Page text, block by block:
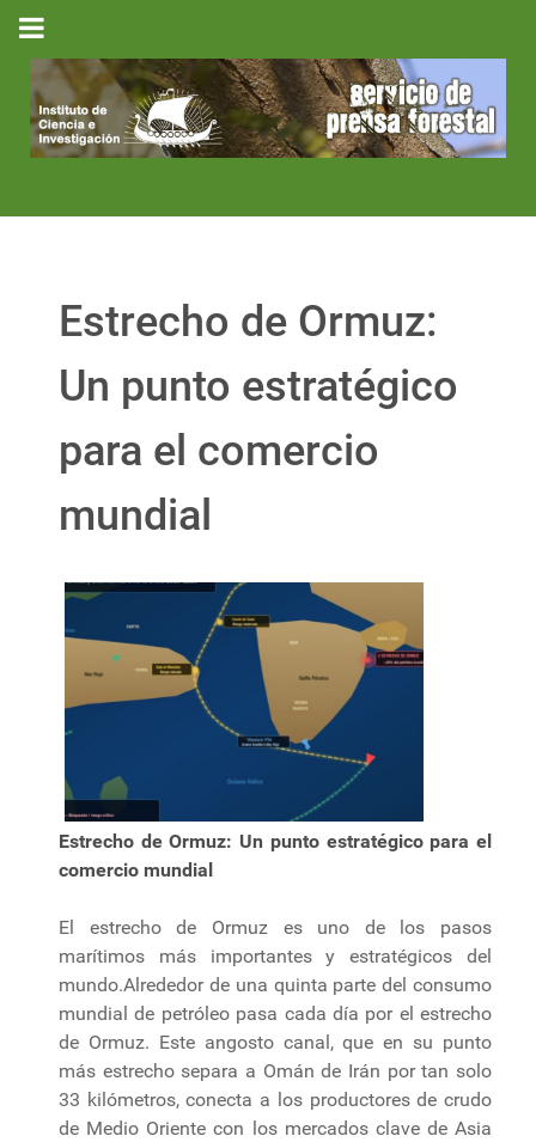
Estrecho de Ormuz:
Un punto estratégico
para el comercio
mundial
Estrecho de Ormuz: Un punto estratégico para el
comercio mundial
El estrecho de Ormuz es uno de los pasos
marítimos más importantes y estratégicos del
mundo.Alrededor de una quinta parte del consumo
mundial de petróleo pasa cada día por el estrecho
de Ormuz. Este angosto canal, que en su punto
más estrecho separa a Omán de Irán por tan solo
33 kilómetros, conecta a los productores de crudo
de Medio Oriente con los mercados clave de Asia